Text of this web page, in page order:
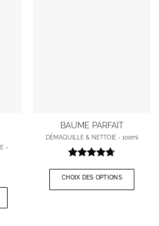
–
BAUME PARFAIT
sur 5
DÉMAQUILLE & NETTOIE - 100ml
CHOIX DES OPTIONS
produit
variations.